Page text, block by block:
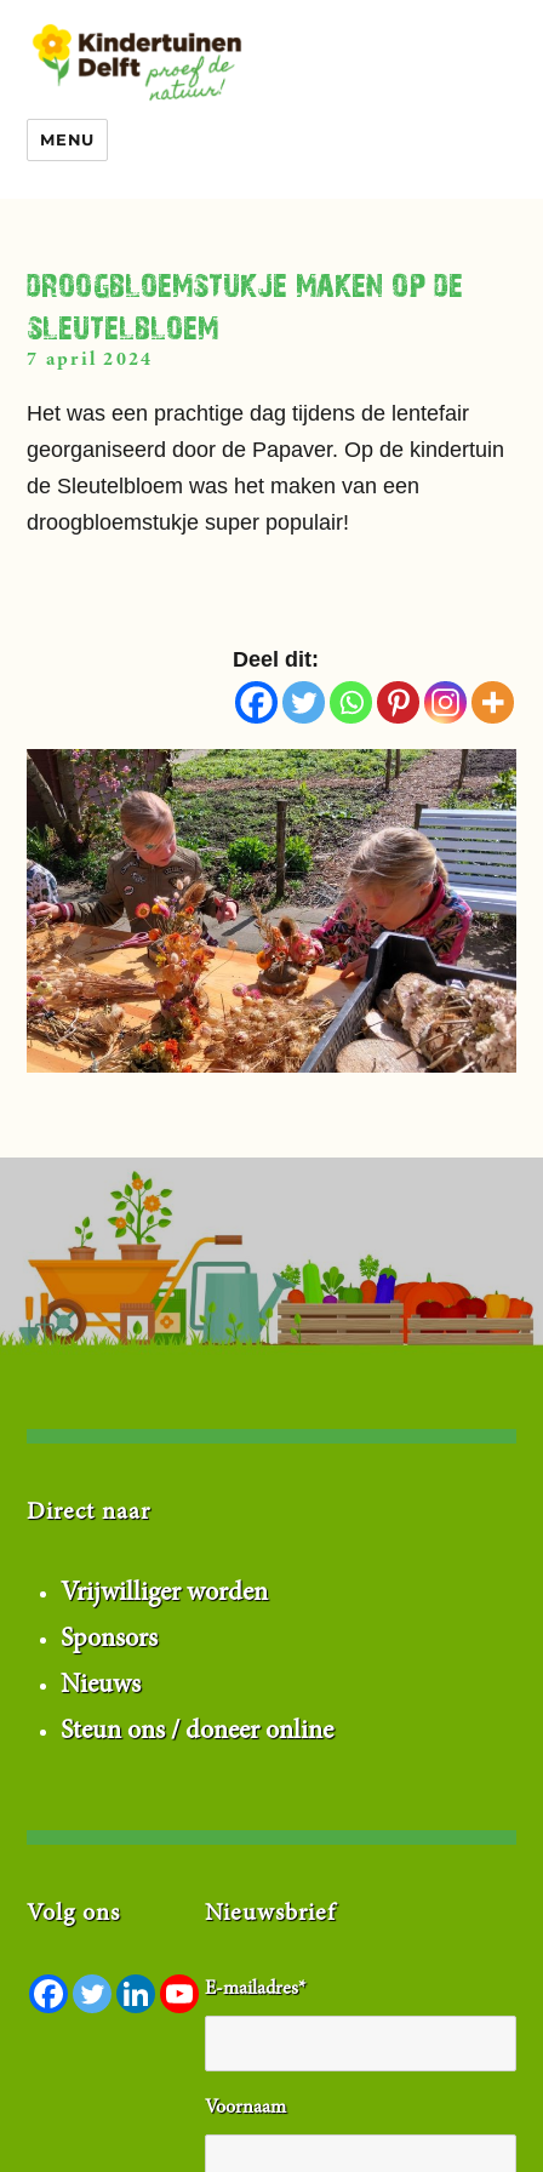
MENU
droogbloemstukje maken op de
sleutelbloem
7 april 2024
Het was een prachtige dag tijdens de lentefair
georganiseerd door de Papaver. Op de kindertuin
de Sleutelbloemwas het maken van een
droogbloemstukje super populair!
Deel dit:
Direct naar
Vrijwilliger worden
Sponsors
Nieuws
Steun ons / doneer online
Volg ons Nieuwsbrief
E-mailadres*
Voornaam